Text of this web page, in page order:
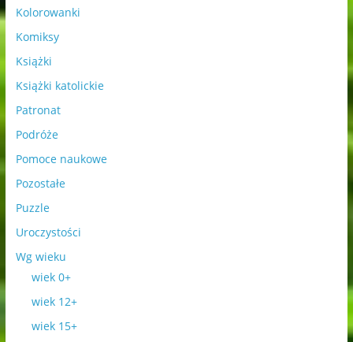
Kolorowanki
Komiksy
Książki
Książki katolickie
Patronat
Podróże
Pomoce naukowe
Pozostałe
Puzzle
Uroczystości
Wg wieku
wiek 0+
wiek 12+
wiek 15+